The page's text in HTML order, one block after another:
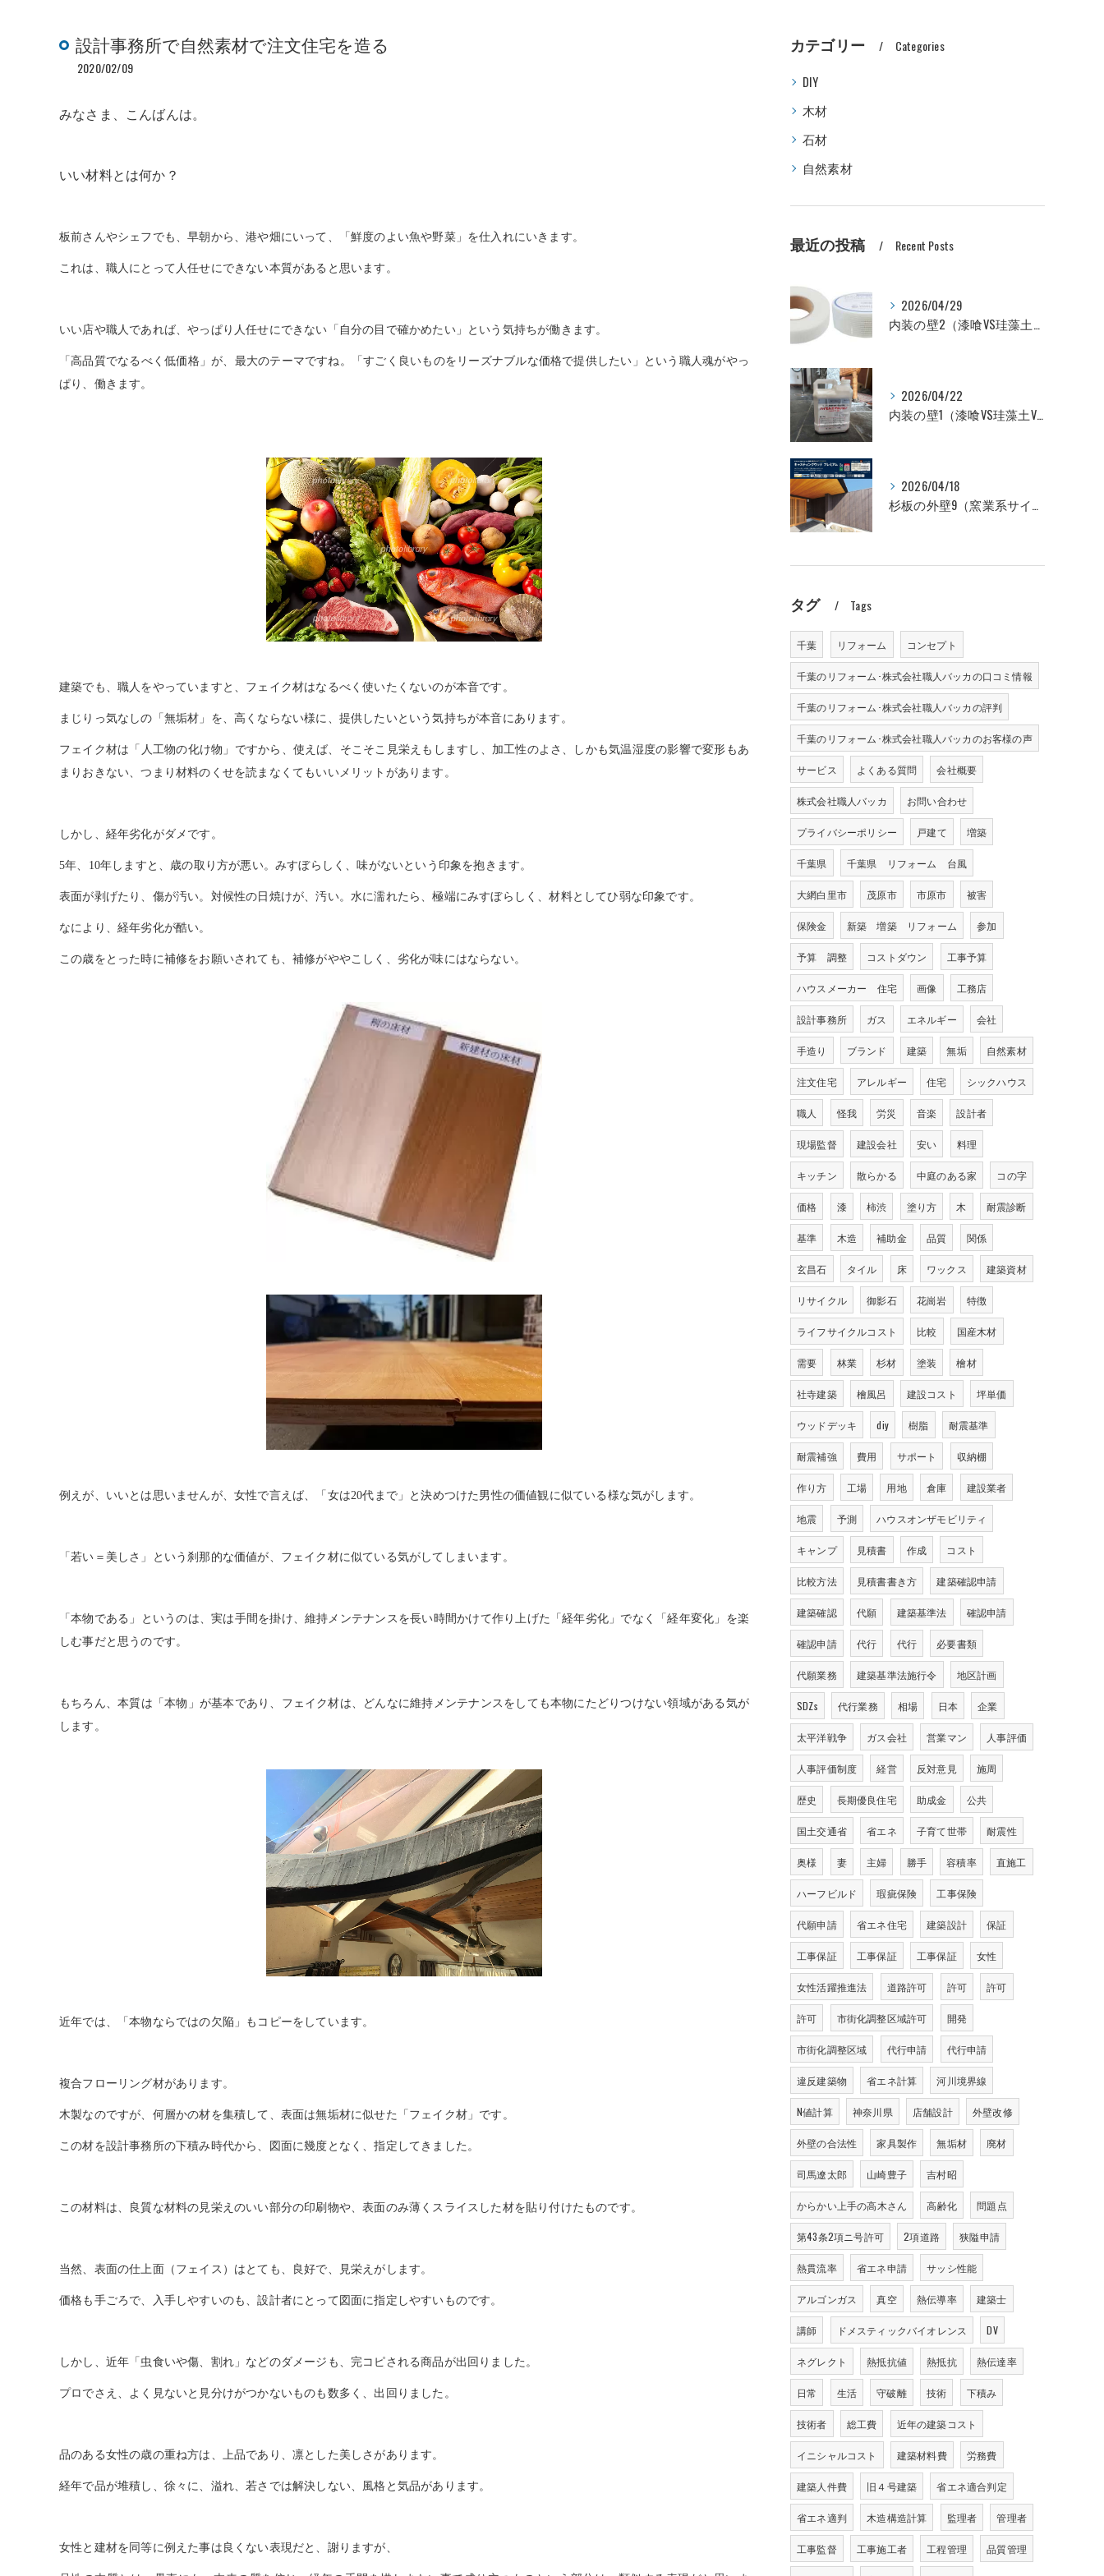
設計事務所で自然素材で注文住宅を造る
2020/02/09
みなさま、こんばんは。
いい材料とは何か？
板前さんやシェフでも、早朝から、港や畑にいって、「鮮度のよい魚や野菜」を仕入れにいきます。
これは、職人にとって人任せにできない本質があると思います。
いい店や職人であれば、やっぱり人任せにできない「自分の目で確かめたい」という気持ちが働きます。
「高品質でなるべく低価格」が、最大のテーマですね。「すごく良いものをリーズナブルな価格で提供したい」という職人魂がやっ
ぱり、働きます。
建築でも、職人をやっていますと、フェイク材はなるべく使いたくないのが本音です。
まじりっ気なしの「無垢材」を、高くならない様に、提供したいという気持ちが本音にあります。
フェイク材は「人工物の化け物」ですから、使えば、そこそこ見栄えもしますし、加工性のよさ、しかも気温湿度の影響で変形もあ
まりおきない、つまり材料のくせを読まなくてもいいメリットがあります。
しかし、経年劣化がダメです。
5年、 10年しますと、歳の取り方が悪い。みすぼらしく、味がないという印象を抱きます。
表面が剥げたり、傷が汚い。対候性の日焼けが、汚い。水に濡れたら、極端にみすぼらしく、材料としてひ弱な印象です。
なにより、経年劣化が酷い。
この歳をとった時に補修をお願いされても、補修がややこしく、劣化が味にはならない。
例えが、いいとは思いませんが、女性で言えば、「女は20代まで」と決めつけた男性の価値観に似ている様な気がします。
「若い＝美しさ」という刹那的な価値が、フェイク材に似ている気がしてしまいます。
「本物である」というのは、実は手間を掛け、維持メンテナンスを長い時間かけて作り上げた「経年劣化」でなく「経年変化」を楽
しむ事だと思うのです。
もちろん、本質は「本物」が基本であり、フェイク材は、どんなに維持メンテナンスをしても本物にたどりつけない領域がある気が
します。
近年では、「本物ならではの欠陥」もコピーをしています。
複合フローリング材があります。
木製なのですが、何層かの材を集積して、表面は無垢材に似せた「フェイク材」です。
この材を設計事務所の下積み時代から、図面に幾度となく、指定してきました。
この材料は、良質な材料の見栄えのいい部分の印刷物や、表面のみ薄くスライスした材を貼り付けたものです。
当然、表面の仕上面（フェイス）はとても、良好で、見栄えがします。
価格も手ごろで、入手しやすいのも、設計者にとって図面に指定しやすいものです。
しかし、近年「虫食いや傷、割れ」などのダメージも、完コピされる商品が出回りました。
プロでさえ、よく見ないと見分けがつかないものも数多く、出回りました。
品のある女性の歳の重ね方は、上品であり、凛とした美しさがあります。
経年で品が堆積し、徐々に、溢れ、若さでは解決しない、風格と気品があります。
女性と建材を同等に例えた事は良くない表現だと、謝りますが、
カテゴリー Categories
DIY
木材
石材
自然素材
最近の投稿 Recent Posts
2026/04/29
内装の壁2（漆喰VS珪藻土VSビニールクロス 価格比較編）
2026/04/22
内装の壁1（漆喰VS珪藻土VSビニールクロス 性能比較編）
2026/04/18
杉板の外壁9（窯業系サイディングVS杉板 価格比較編）
タグ Tags
千葉 リフォーム コンセプト
千葉のリフォーム･株式会社職人バッカの口コミ情報
千葉のリフォーム･株式会社職人バッカの評判
千葉のリフォーム･株式会社職人バッカのお客様の声
サービス よくある質問 会社概要
株式会社職人バッカ お問い合わせ
プライバシーポリシー 戸建て 増築
千葉県 千葉県 リフォーム 台風
大網白里市 茂原市 市原市 被害
保険金 新築 増築 リフォーム 参加
予算 調整 コストダウン 工事予算
ハウスメーカー 住宅 画像 工務店
設計事務所 ガス エネルギー 会社
手造り ブランド 建築 無垢 自然素材
注文住宅 アレルギー 住宅 シックハウス
職人 怪我 労災 音楽 設計者
現場監督 建設会社 安い 料理
キッチン 散らかる 中庭のある家 コの字
価格 漆 柿渋 塗り方 木 耐震診断
基準 木造 補助金 品質 関係
玄昌石 タイル 床 ワックス 建築資材
リサイクル 御影石 花崗岩 特徴
ライフサイクルコスト 比較 国産木材
需要 林業 杉材 塗装 檜材
社寺建築 檜風呂 建設コスト 坪単価
ウッドデッキ diy 樹脂 耐震基準
耐震補強 費用 サポート 収納棚
作り方 工場 用地 倉庫 建設業者
地震 予測 ハウスオンザモビリティ
キャンプ 見積書 作成 コスト
比較方法 見積書書き方 建築確認申請
建築確認 代願 建築基準法 確認申請
確認申請 代行 代行 必要書類
代願業務 建築基準法施行令 地区計画
SDZs 代行業務 相場 日本 企業
太平洋戦争 ガス会社 営業マン 人事評価
人事評価制度 経営 反対意見 施周
歴史 長期優良住宅 助成金 公共
国土交通省 省エネ 子育て世帯 耐震性
奥様 妻 主婦 勝手 容積率 直施工
ハーフビルド 瑕疵保険 工事保険
代願申請 省エネ住宅 建築設計 保証
工事保証 工事保証 工事保証 女性
女性活躍推進法 道路許可 許可 許可
許可 市街化調整区域許可 開発
市街化調整区域 代行申請 代行申請
違反建築物 省エネ計算 河川境界線
N値計算 神奈川県 店舗設計 外壁改修
外壁の合法性 家具製作 無垢材 廃材
司馬遼太郎 山崎豊子 吉村昭
からかい上手の高木さん 高齢化 問題点
第43条2項ニ号許可 2項道路 狭隘申請
熱貫流率 省エネ申請 サッシ性能
アルゴンガス 真空 熱伝導率 建築士
講師 ドメスティックバイオレンス DV
ネグレクト 熱抵抗値 熱抵抗 熱伝達率
日常 生活 守破離 技術 下積み
技術者 総工費 近年の建築コスト
イニシャルコスト 建築材料費 労務費
建築人件費 旧４号建築 省エネ適合判定
省エネ適判 木造構造計算 監理者 管理者
工事監督 工事施工者 工程管理 品質管理